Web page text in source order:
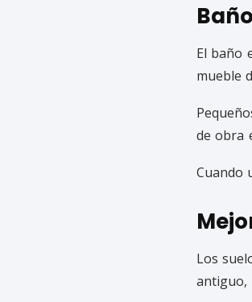
El baño
mueble
de obra
Cuando
Los
antiguo,